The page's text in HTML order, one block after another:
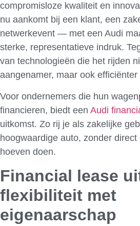
compromisloze kwaliteit en
nu aankomt bij een klant, een
netwerkevent — met een Audi
sterke, representatieve indruk.
van technologieën die het rijden
aangenamer, maar ook efficiënter
Voor ondernemers die hun
financieren, biedt een Audi
uitkomst. Zo rij je als zakelijke
hoogwaardige auto, zonder
hoeven doen.
Financial lease
flexibiliteit met
eigenaarschap